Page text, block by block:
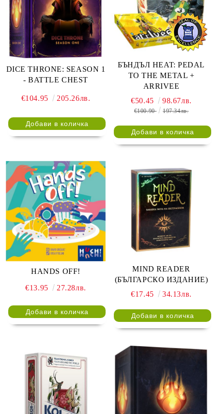
DICE THRONE: SEASON 1
- BATTLE CHEST
€104.95 205.26лв.
БЪНДЪЛ HEAT: PEDAL
TO THE METAL +
ARRIVEE
€50.45
98.67лв.
€100.90 197.34лв.
HANDS OFF!
€13.95 27.28лв.
MIND READER
(БЪЛГАРСКО ИЗДАНИЕ)
€17.45
34.13лв.